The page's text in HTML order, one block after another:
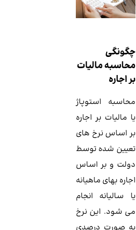
چگونگی
محاسبه مالیات
بر اجاره
محاسبه استوپاژ
یا مالیات بر اجاره
بر اساس نرخ ‌های
تعیین ‌شده توسط
دولت و بر اساس
اجاره ‌بهای ماهیانه
یا سالیانه انجام
می ‌شود. این نرخ